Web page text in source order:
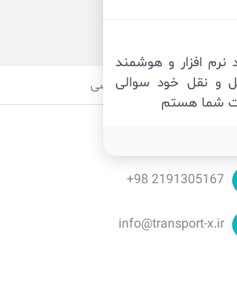
امنیت حریم خصوصی
2191305167
98+
info@transport-x.ir
نرم افزار و هوشمند
و نقل خود سوالی
شما هستم